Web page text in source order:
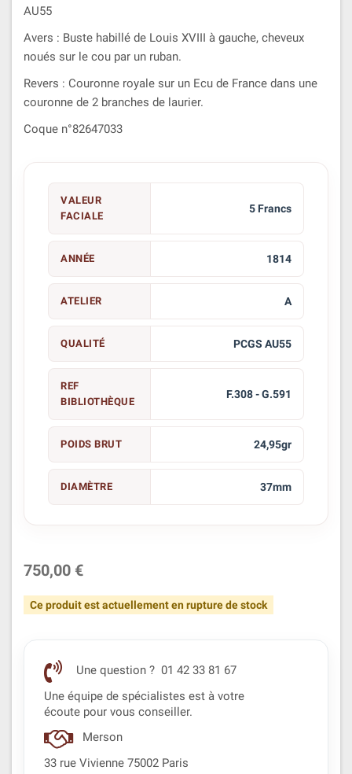
AU55
Avers : Buste habillé de Louis XVIII à gauche, cheveux
noués sur le cou par un ruban.
Revers : Couronne royale sur un Ecu de France dans une
couronne de 2 branches de laurier.
Coque n°82647033
VALEUR
FACIALE
5 Francs
ANNÉE 1814
ATELIER A
QUALITÉ PCGS AU55
REF
BIBLIOTHÈQUE
F.308 - G.591
POIDS BRUT 24,95gr
DIAMÈTRE 37mm
750,00 €
Ce produit est actuellement en rupture de stock
Une question ? 01 42 33 81 67
Une équipe de spécialistes est à votre
écoute pour vous conseiller.
Merson
33 rue Vivienne 75002 Paris